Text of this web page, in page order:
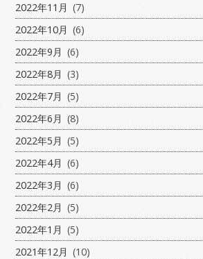
2022年11月 (7)
2022年10月 (6)
2022年9月 (6)
2022年8月 (3)
2022年7月 (5)
2022年6月 (8)
2022年5月 (5)
2022年4月 (6)
2022年3月 (6)
2022年2月 (5)
2022年1月 (5)
2021年12月 (10)